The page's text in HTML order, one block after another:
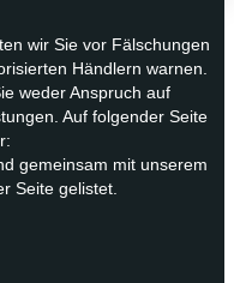
wir Sie vor Fälschungen
Händlern warnen.
weder Anspruch auf
Auf folgender Seite
gemeinsam mit unserem
Seite gelistet.